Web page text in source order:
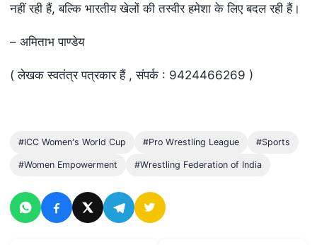
नहीं रही हैं, बल्कि भारतीय खेलों की तस्वीर हमेशा के लिए बदल रही हैं।
– अमिताभ पाण्डेय
( लेखक स्वतंत्र पत्रकार हैं , संपर्क : 9424466269 )
#ICC Women's World Cup #Pro Wrestling League #Sports
#Women Empowerment #Wrestling Federation of India